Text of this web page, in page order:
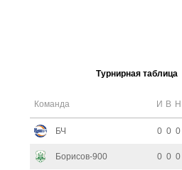
Турнирная таблица
Команда И В Н
БЧ 0 0 0
Борисов-900 0 0 0